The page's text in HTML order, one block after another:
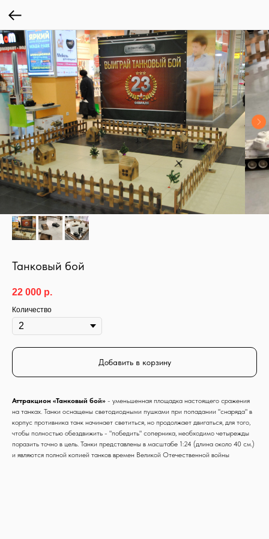
Танковый бой
22 000 р.
Количество
Добавить в корзину
Аттракцион «Танковый бой» - уменьшенная площадка настоящего сражения
на танках. Танки оснащены светодиодными пушками при попадании "снаряда" в
корпус противника танк начинает светиться, но продолжает двигаться, для того,
чтобы полностью обездвижить - "победить" соперника, необходимо четырежды
поразить точно в цель. Танки представлены в масштабе 1:24 (длина около 40 см.)
и являются полной копией танков времен Великой Отечественной войны